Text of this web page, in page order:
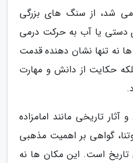
می شد، از سنگ های بزرگی
دستی یا آب به حرکت درمی
نه تنها نشان دهنده قدمت
حکایت از دانش و مهارت
آثار تاریخی مانند امامزاده
گواهی بر اهمیت مذهبی
است. این مکان ها نه